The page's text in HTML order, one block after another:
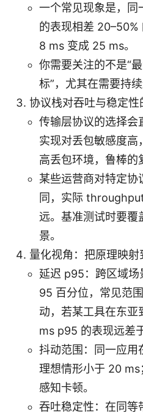
一个常见现象是，同
的表现相差 20–50%
8 ms 变成 25 ms。
你需要关注的不是“
标”，尤其在需要持
协议栈对吞吐与稳定性
传输层协议的选择会
实现对丢包敏感度高
高丢包环境，鲁棒的
某些运营商对特定协
同，实际
远。基准测试时要覆
景。
量化视角：把原理映
延迟 p95：跨区域场
95 百分位，常见范
动，若某工具在东
ms p95 的表现远差
抖动范围：同一应用
理想情形小于 20
感知卡顿。
吞吐稳定性：在同等